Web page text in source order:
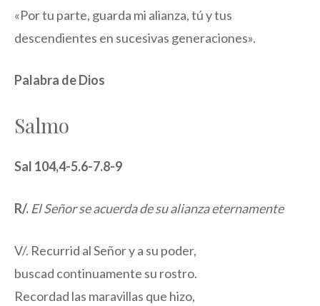
«Por tu parte, guarda mi alianza, tú y tus
descendientes en sucesivas generaciones».
Palabra de Dios
Salmo
Sal 104,4-5.6-7.8-9
R/. El Señor se acuerda de su alianza eternamente
V/. Recurrid al Señor y a su poder,
buscad continuamente su rostro.
Recordad las maravillas que hizo,